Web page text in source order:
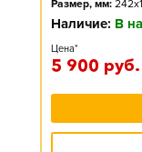
Размер, мм:
Наличие: В
Цена*
5 900 руб.